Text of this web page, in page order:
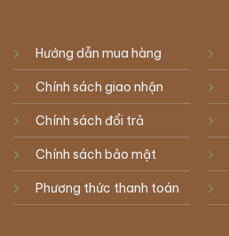
Hướng dẫn mua hàng
Chính sách giao nhận
Chính sách đổi trả
Chính sách bảo mật
Phương thức thanh toán